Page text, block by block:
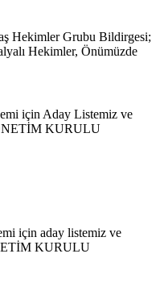
Hekimler Grubu Bildirgesi;
Hekimler, Önümüzde
için Aday Listemiz ve
KURULU
için aday listemiz ve
KURULU